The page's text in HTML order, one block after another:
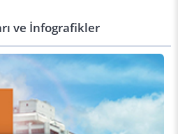
ve İnfografikler